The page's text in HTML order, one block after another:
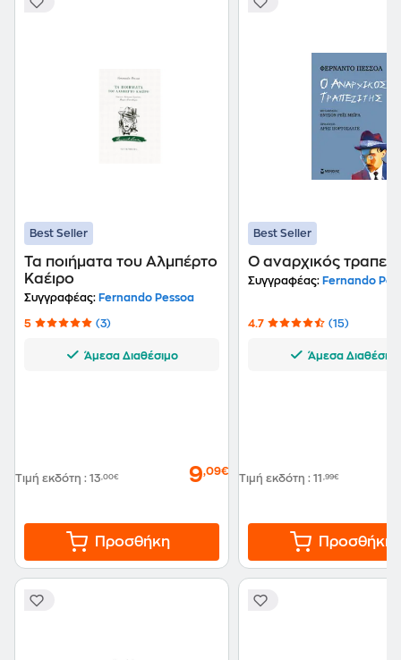
Best Seller
Τα ποιήματα του Αλμπέρτο
Καέιρο
Συγγραφέας: Fernando Pessoa
5 (3)
Άμεσα Διαθέσιμο
Τιμή εκδότη : 13,00€ 9,09€
Προσθήκη
Best Seller
Ο αναρχικός
Συγγραφέας: Fernando
4.7 (15)
Άμεσα Διαθέσιμο
Τιμή εκδότη : 11,99€
Προσθήκη